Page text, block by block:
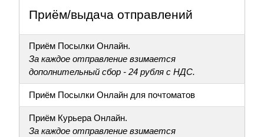
Приём/выдача отправлений
Приём Посылки Онлайн.
За каждое отправление взимается
дополнительный сбор - 24 рубля с НДС.
Приём Посылки Онлайн для почтоматов
Приём Курьера Онлайн.
За каждое отправление взимается